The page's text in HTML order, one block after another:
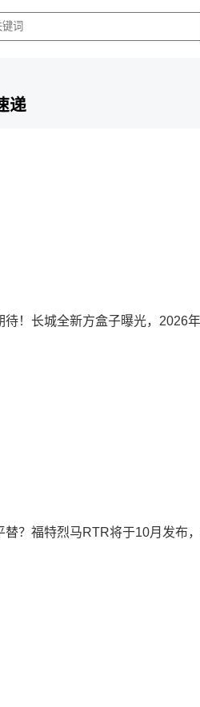
递
待！长城全新方盒子曝光，2026
替？福特烈马RTR将于10月发布